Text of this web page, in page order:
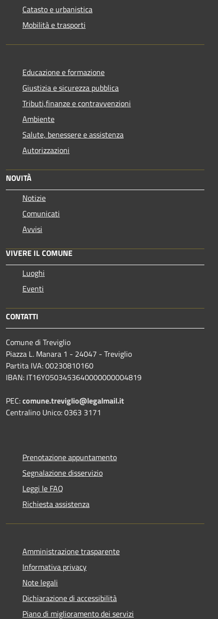
Catasto e urbanistica
Mobilità e trasporti
Educazione e formazione
Giustizia e sicurezza pubblica
Tributi,finanze e contravvenzioni
Ambiente
Salute, benessere e assistenza
Autorizzazioni
NOVITÀ
Notizie
Comunicati
Avvisi
VIVERE IL COMUNE
Luoghi
Eventi
CONTATTI
Comune di Treviglio
Piazza L. Manara 1 - 24047 - Treviglio
Partita IVA: 00230810160
IBAN: IT16Y0503453640000000004819
PEC:comune.treviglio@legalmail.it
Centralino Unico: 0363 3171
Prenotazione appuntamento
Segnalazione disservizio
Leggi le FAQ
Richiesta assistenza
Amministrazione trasparente
Informativa privacy
Note legali
Dichiarazione di accessibilità
Piano di miglioramento dei servizi